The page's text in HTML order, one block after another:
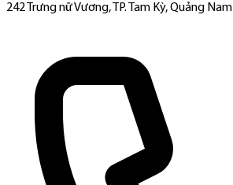
242 Trưng nữ Vương, TP. Tam Kỳ, Quảng Nam